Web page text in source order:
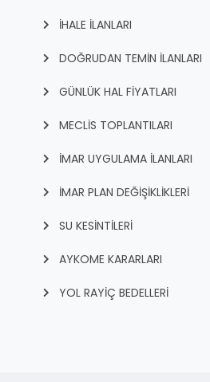
İHALE İLANLARI
DOĞRUDAN TEMİN İLANLARI
GÜNLÜK HAL FİYATLARI
MECLİS TOPLANTILARI
İMAR UYGULAMA İLANLARI
İMAR PLAN DEĞİŞİKLİKLERİ
SU KESİNTİLERİ
AYKOME KARARLARI
YOL RAYİÇ BEDELLERİ